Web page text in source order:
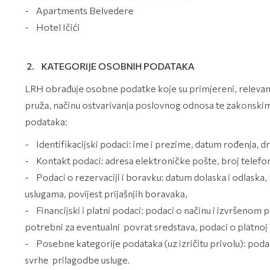
- Apartments Belvedere
- Hotel Ičići
2. KATEGORIJE OSOBNIH PODATAKA
LRH obrađuje osobne podatke koje su primjereni,
pruža, načinu ostvarivanja poslovnog odnosa te
podataka:
- Identifikacijski podaci: ime i prezime, datum rođenja,
- Kontakt podaci: adresa elektroničke pošte, broj
- Podaci o rezervaciji i boravku: datum dolaska i
uslugama, povijest prijašnjih boravaka,
- Financijski i platni podaci: podaci o načinu i izvršenom
potrebni za eventualni povrat sredstava, podaci o
- Posebne kategorije podataka (uz izričitu privolu):
svrhe prilagodbe usluge.